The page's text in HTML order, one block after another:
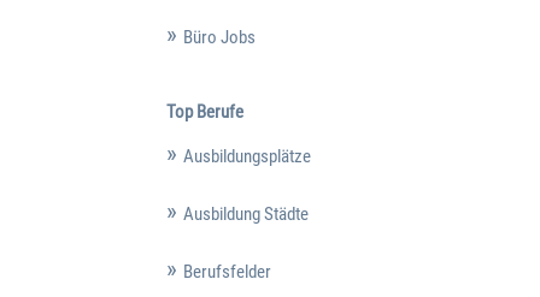
Büro Jobs
Top Berufe
Ausbildungsplätze
Ausbildung Städte
Berufsfelder